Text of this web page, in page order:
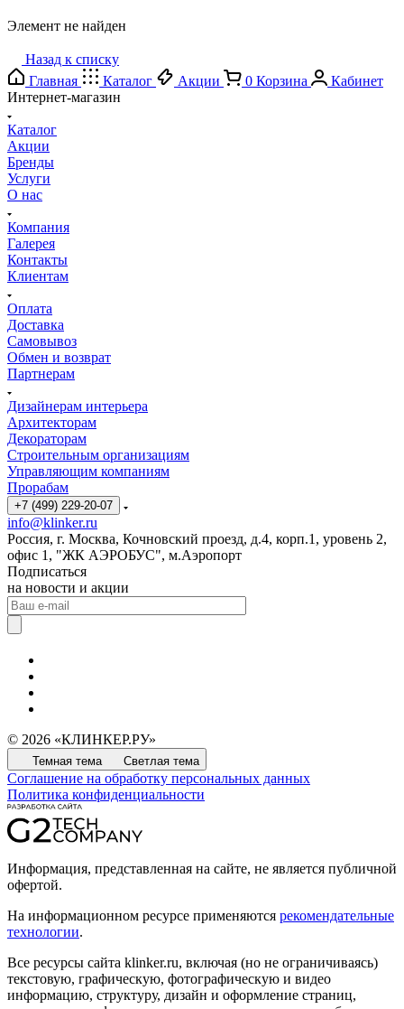
Элемент не найден
Назад к списку
Главная
Каталог Акции 0 Корзина
Кабинет
Интернет-магазин
Каталог
Акции
Бренды
Услуги
О нас
Компания
Галерея
Контакты
Клиентам
Оплата
Доставка
Самовывоз
Обмен и возврат
Партнерам
Дизайнерам интерьера
Архитекторам
Декораторам
Строительным организациям
Управляющим компаниям
Прорабам
+7 (499) 229-20-07
info@klinker.ru
Россия, г. Москва, Кочновский проезд, д.4, корп.1, уровень 2,
офис 1, "ЖК АЭРОБУС", м.Аэропорт
Подписаться
на новости и акции
© 2026 «КЛИНКЕР.РУ»
Темная тема Светлая тема
Соглашение на обработку персональных данных
Политика конфиденциальности
Информация, представленная на сайте, не является публичной
офертой.
На информационном ресурсе применяются рекомендательные
технологии.
Все ресурсы сайта klinker.ru, включая (но не ограничиваясь)
текстовую, графическую, фотографическую и видео
информацию, структуру, дизайн и оформление страниц,